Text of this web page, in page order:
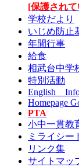
[保護され
学校だより
いじめ防止
年間行事
給食
相武台中学
特別活動
English
Homepage
PTA
小中一貫教
ミライシー
リンク集
サイトマッ